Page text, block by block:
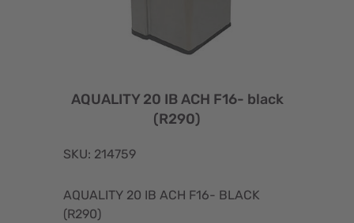
AQUALITY 20 IB ACH F16- black
(R290)
SKU: 214759
AQUALITY 20 IB ACH F16- BLACK
(R290)